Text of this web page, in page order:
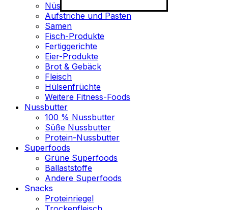
Nüsse
Aufstriche und Pasten
Samen
Fisch-Produkte
Fertiggerichte
Eier-Produkte
Brot & Gebäck
Fleisch
Hülsenfrüchte
Weitere Fitness-Foods
Nussbutter
100 % Nussbutter
Süße Nussbutter
Protein-Nussbutter
Superfoods
Grüne Superfoods
Ballaststoffe
Andere Superfoods
Snacks
Proteinriegel